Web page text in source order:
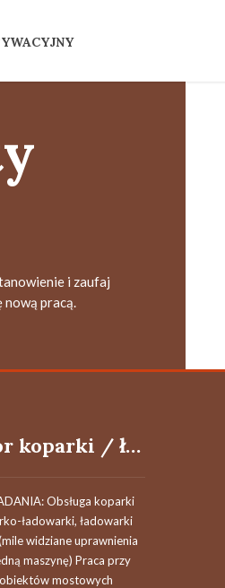
i zaufaj
nową pracą.
Operator koparki / ładowarki teleskopowej
Obsługa koparki
ładowarki, ładowarki
widziane uprawnienia
maszynę) Praca przy
mostowych